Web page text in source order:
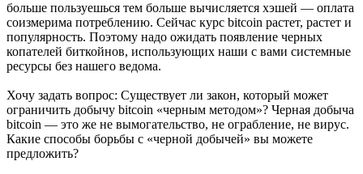
больше пользуешься тем больше вычисляется хэшей — оплата
соизмерима потреблению. Сейчас курс bitcoin растет, растет и
популярность. Поэтому надо ожидать появление черных
копателей биткойнов, использующих наши с вами системные
ресурсы без нашего ведома.
Хочу задать вопрос: Существует ли закон, который может
ограничить добычу bitcoin «черным методом»? Черная добыча
bitcoin — это же не вымогательство, не ограбление, не вирус.
Какие способы борьбы с «черной добычей» вы можете
предложить?